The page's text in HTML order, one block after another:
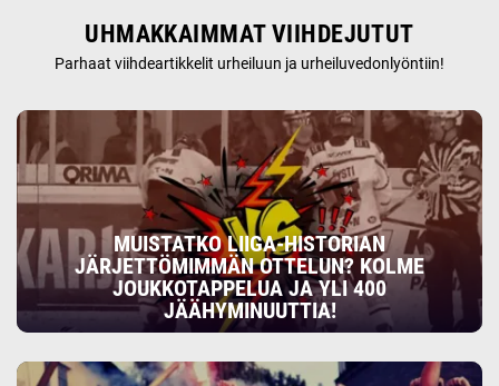
UHMAKKAIMMAT VIIHDEJUTUT
Parhaat viihdeartikkelit urheiluun ja urheiluvedonlyöntiin!
MUISTATKO LIIGA-HISTORIAN
JÄRJETTÖMIMMÄN OTTELUN? KOLME
JOUKKOTAPPELUA JA YLI 400
JÄÄHYMINUUTTIA!